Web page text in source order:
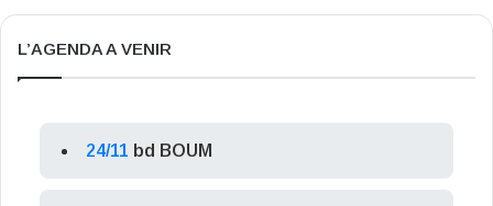
L’AGENDA A VENIR
24/11 bd BOUM